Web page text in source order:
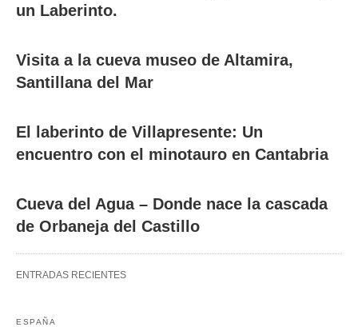
un Laberinto.
Visita a la cueva museo de Altamira,
Santillana del Mar
El laberinto de Villapresente: Un
encuentro con el minotauro en Cantabria
Cueva del Agua – Donde nace la cascada
de Orbaneja del Castillo
ENTRADAS RECIENTES
ESPAÑA